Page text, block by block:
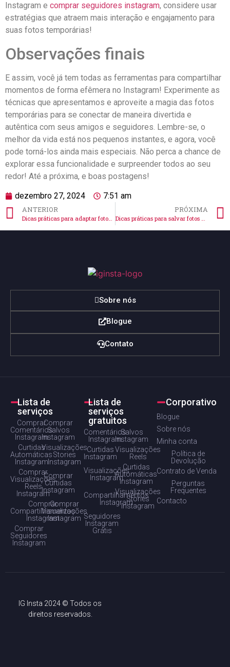
Instagram e comprar seguidores instagram, considere usar
estratégias que atraem​ mais⁣ interação e engajamento para
suas fotos temporárias!
Observações finais
E assim, você já tem todas as ferramentas para compartilhar
momentos de forma efêmera no ⁣Instagram! Experimente⁣ as
técnicas que apresentamos e ⁣aproveite ⁤a magia das fotos
⁣temporárias para se conectar de maneira divertida ⁣e
autêntica com seus amigos e seguidores. ⁣Lembre-se, o
melhor da vida está nos pequenos instantes, e agora, você
pode torná-los ainda ⁣mais‍ especiais. Não perca a chance de
explorar essa funcionalidade e surpreender todos ao seu
redor! Até a ⁢próxima, e boas postagens!
dezembro 27, 2024 7:51 am
ANTERIOR PRÓXIMA
Sobre nós
Blogue
Contato
Lista de
serviços
Comprar
Comentários
Instagram
Comprar
Salvos
Instagram
Curtidas
Automáticas
Instagram
Visualizações
Stories
Instagram
Comprar
Visualizações
Reels
Instagram
Comprar
Curtidas
Instagram
Comprar
Compartilhamentos
Instagram
Comprar
Visualizações
Instagram
Comprar
Seguidores
Instagram
Lista de
serviços
gratuitos
Comentários
Instagram
Salvos
Instagram
Curtidas
Instagram
Visualizações
Reels
Visualizações
Instagram
Curtidas
Automáticas
Instagram
Compartilhamentos
Instagram
Visualizações
Stories
Instagram
Seguidores
Instagram
Grátis
Corporativo
Blogue
Sobre nós
Minha conta
Política de
Devolução
Contrato de Venda
Perguntas
Frequentes
Contacto
IG Insta 2024 © Todos os
direitos reservados.